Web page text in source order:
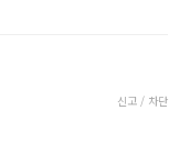
신고 / 차단